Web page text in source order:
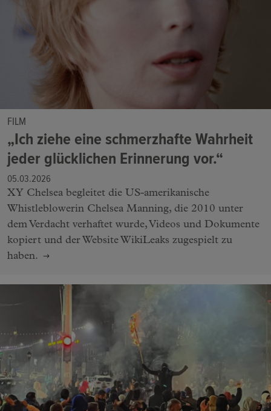
FILM
„Ich ziehe eine schmerzhafte Wahrheit
jeder glücklichen Erinnerung vor.“
05.03.2026
XY Chelsea begleitet die US-amerikanische
Whistleblowerin Chelsea Manning, die 2010 unter
dem Verdacht verhaftet wurde, Videos und Dokumente
kopiert und der Website WikiLeaks zugespielt zu
haben.